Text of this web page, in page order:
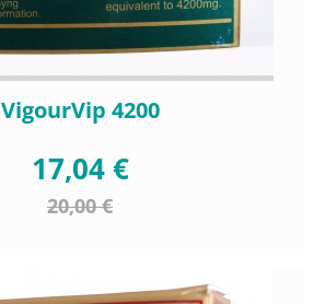
VigourVip 4200
17,04 €
20,00 €